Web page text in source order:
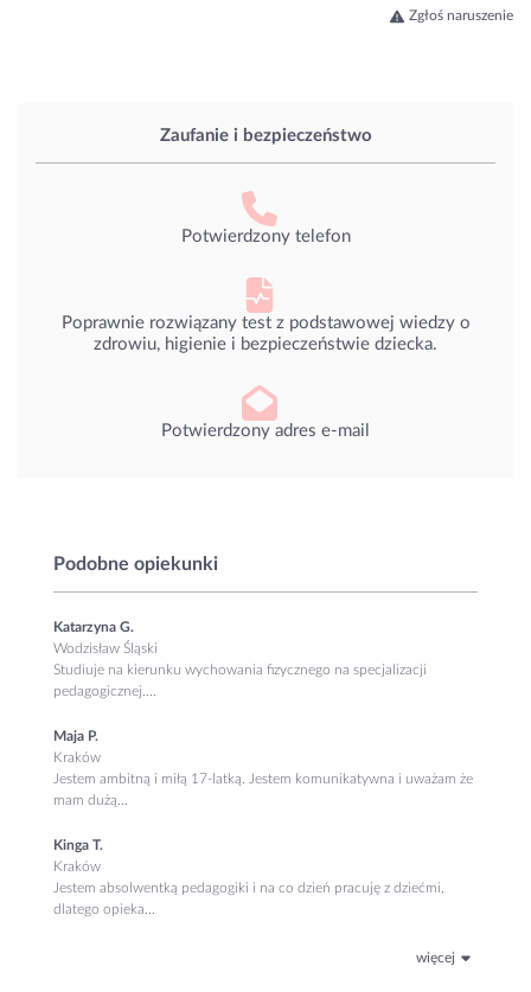
Zaufanie i bezpieczeństwo
Potwierdzony telefon
Poprawnie rozwiązany test z podstawowej wiedzy o
zdrowiu, higienie i bezpieczeństwie dziecka.
Potwierdzony adres e-mail
Podobne opiekunki
Katarzyna G.
Wodzisław Śląski
Studiuje na kierunku wychowania fizycznego na specjalizacji
pedagogicznej....
Maja P.
Kraków
Jestem ambitną i miłą 17-latką. Jestem komunikatywna i uważam że
mam dużą...
Kinga T.
Kraków
Jestem absolwentką pedagogiki i na co dzień pracuję z dziećmi,
dlatego opieka...
więcej
Zgłoś naruszenie